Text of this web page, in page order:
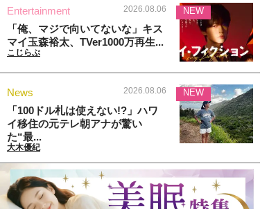
Entertainment 2026.08.06
「俺、マジで向いてないな」キス
マイ玉森裕太、TVer1000万再生...
こじらぶ
NEW
News 2026.08.06
「100ドル札は使えない!?」ハワ
イ移住の元テレ朝アナが驚い
た“最...
大木優紀
NEW